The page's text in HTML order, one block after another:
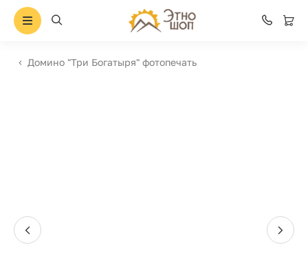
Домино "Три Богатыря" фотопечать